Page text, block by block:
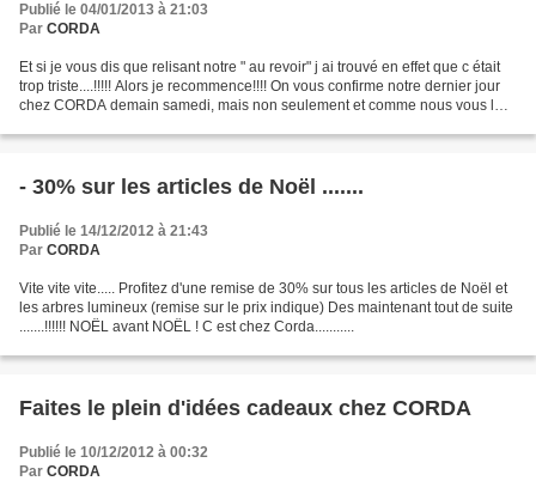
Publié le 04/01/2013 à 21:03
Par CORDA
Et si je vous dis que relisant notre " au revoir" j ai trouvé en effet que c était
trop triste....!!!!! Alors je recommence!!!! On vous confirme notre dernier jour
chez CORDA demain samedi, mais non seulement et comme nous vous l
- 30% sur les articles de Noël .......
Publié le 14/12/2012 à 21:43
Par CORDA
Vite vite vite..... Profitez d'une remise de 30% sur tous les articles de Noël et
les arbres lumineux (remise sur le prix indique) Des maintenant tout de suite
.......!!!!!! NOËL avant NOËL ! C est chez Corda...........
Faites le plein d'idées cadeaux chez CORDA
Publié le 10/12/2012 à 00:32
Par CORDA